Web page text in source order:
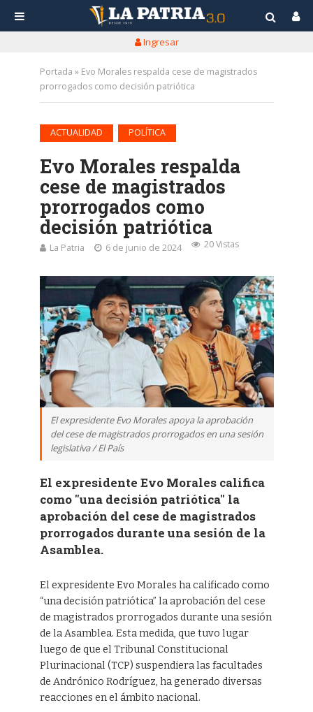
Ingresar
Portada » Evo Morales respalda cese de magistrados
prorrogados como decisión patriótica
ACTUALIDAD POLÍTICA
Evo Morales respalda
cese de magistrados
prorrogados como
decisión patriótica
La Patria 6 de junio de 2024 20 Vistas
El expresidente Evo Morales apoya la aprobación
del cese de magistrados prorrogados en una sesión
legislativa / El País
El expresidente Evo Morales califica
como "una decisión patriótica" la
aprobación del cese de magistrados
prorrogados durante una sesión de la
Asamblea.
El expresidente Evo Morales ha calificado como
“una decisión patriótica” la aprobación del cese
de magistrados prorrogados durante una sesión
de la Asamblea. Esta medida, que tuvo lugar
luego de que el Tribunal Constitucional
Plurinacional (TCP) suspendiera las facultades
de Andrónico Rodríguez, ha generado diversas
reacciones en el ámbito nacional.